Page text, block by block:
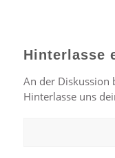
Hinterlasse
An der Diskussion
Hinterlasse uns